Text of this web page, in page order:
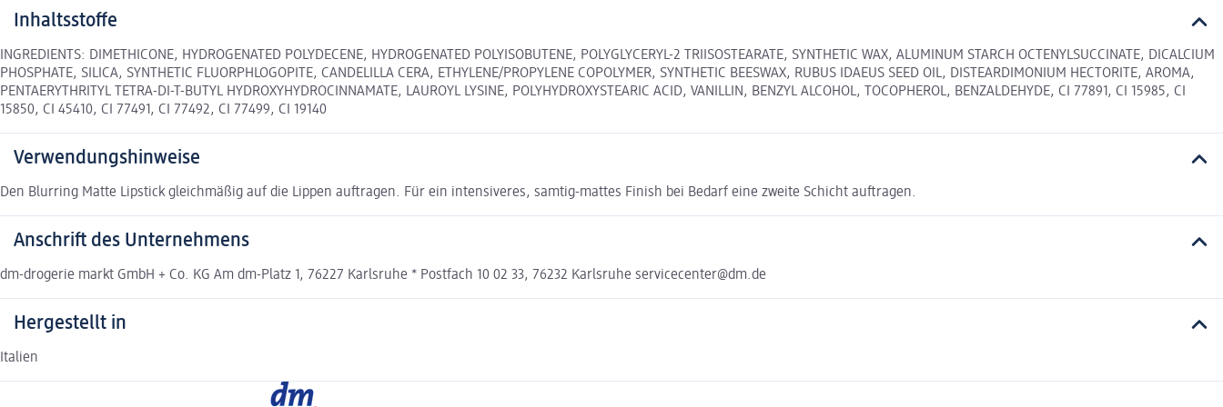
Inhaltsstoffe
INGREDIENTS: DIMETHICONE, HYDROGENATED POLYDECENE, HYDROGENATED POLYISOBUTENE, POLYGLYCERYL-2 TRIISOSTEARATE, SYNTHETIC WAX, ALUMINUM STARCH OCTENYLSUCCINATE, DICALCIUM
PHOSPHATE, SILICA, SYNTHETIC FLUORPHLOGOPITE, CANDELILLA CERA, ETHYLENE/PROPYLENE COPOLYMER, SYNTHETIC BEESWAX, RUBUS IDAEUS SEED OIL, DISTEARDIMONIUM HECTORITE, AROMA,
PENTAERYTHRITYL TETRA-DI-T-BUTYL HYDROXYHYDROCINNAMATE, LAUROYL LYSINE, POLYHYDROXYSTEARIC ACID, VANILLIN, BENZYL ALCOHOL, TOCOPHEROL, BENZALDEHYDE, CI 77891, CI 15985, CI
15850, CI 45410, CI 77491, CI 77492, CI 77499, CI 19140
Verwendungshinweise
Den Blurring Matte Lipstick gleichmäßig auf die Lippen auftragen. Für ein intensiveres, samtig-mattes Finish bei Bedarf eine zweite Schicht auftragen.
Anschrift des Unternehmens
dm-drogerie markt GmbH + Co. KG Am dm-Platz 1, 76227 Karlsruhe * Postfach 10 02 33, 76232 Karlsruhe servicecenter@dm.de
Hergestellt in
Italien